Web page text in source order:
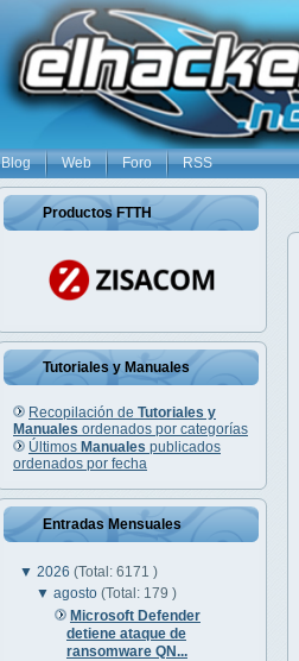
Blog Web Foro RSS
Productos FTTH
Tutoriales y Manuales
Recopilación de Tutoriales y
Manuales ordenados por categorías
Últimos Manuales publicados
ordenados por fecha
Entradas Mensuales
▼ 2026 (Total: 6171 )
▼agosto(Total: 179 )
Microsoft Defender
detiene ataque de
ransomware QN...